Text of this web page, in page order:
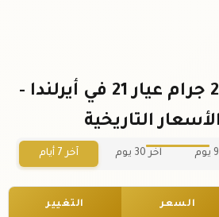
سعر سبيكة 2.5 جرام عيار 21 في أيرلندا -
التاريخية
آخر 30 يوم آخر 7 أيام
السعر التغيير